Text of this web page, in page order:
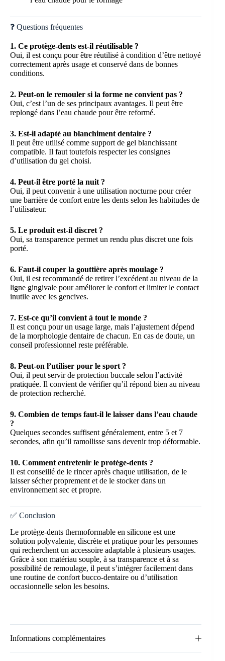
❓ Questions fréquentes
1. Ce protège-dents est-il réutilisable ?
Oui, il est conçu pour être réutilisé à condition d’être nettoyé
correctement après usage et conservé dans de bonnes
conditions.
2. Peut-on le remouler si la forme ne convient pas ?
Oui, c’est l’un de ses principaux avantages. Il peut être
replongé dans l’eau chaude pour être reformé.
3. Est-il adapté au blanchiment dentaire ?
Il peut être utilisé comme support de gel blanchissant
compatible. Il faut toutefois respecter les consignes
d’utilisation du gel choisi.
4. Peut-il être porté la nuit ?
Oui, il peut convenir à une utilisation nocturne pour créer
une barrière de confort entre les dents selon les habitudes de
l’utilisateur.
5. Le produit est-il discret ?
Oui, sa transparence permet un rendu plus discret une fois
porté.
6. Faut-il couper la gouttière après moulage ?
Oui, il est recommandé de retirer l’excédent au niveau de la
ligne gingivale pour améliorer le confort et limiter le contact
inutile avec les gencives.
7. Est-ce qu’il convient à tout le monde ?
Il est conçu pour un usage large, mais l’ajustement dépend
de la morphologie dentaire de chacun. En cas de doute, un
conseil professionnel reste préférable.
8. Peut-on l’utiliser pour le sport ?
Oui, il peut servir de protection buccale selon l’activité
pratiquée. Il convient de vérifier qu’il répond bien au niveau
de protection recherché.
9. Combien de temps faut-il le laisser dans l’eau chaude
?
Quelques secondes suffisent généralement, entre 5 et 7
secondes, afin qu’il ramollisse sans devenir trop déformable.
10. Comment entretenir le protège-dents ?
Il est conseillé de le rincer après chaque utilisation, de le
laisser sécher proprement et de le stocker dans un
environnement sec et propre.
✅ Conclusion
Le protège-dents thermoformable en silicone est une
solution polyvalente, discrète et pratique pour les personnes
qui recherchent un accessoire adaptable à plusieurs usages.
Grâce à son matériau souple, à sa transparence et à sa
possibilité de remoulage, il peut s’intégrer facilement dans
une routine de confort bucco-dentaire ou d’utilisation
occasionnelle selon les besoins.
Informations complémentaires